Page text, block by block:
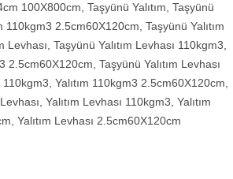
100X800cm Taşyünü Yalıtım Taşyünü
110kgm3 2.5cm60X120cm Taşyünü Yalıtım
Levhası Taşyünü Yalıtım Levhası 110kgm3
2.5cm60X120cm Taşyünü Yalıtım Levhası
110kgm3 Yalıtım 110kgm3 2.5cm60X120cm
Yalıtım Levhası 110kgm3 Yalıtım
Yalıtım Levhası 2.5cm60X120cm